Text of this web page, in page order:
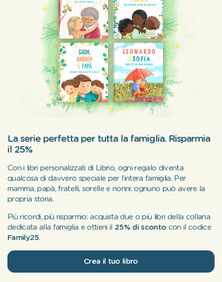
La serie perfetta per tutta la famiglia. Risparmia
il 25%
Con i libri personalizzati di Librio, ogni regalo diventa
qualcosa di davvero speciale per l’intera famiglia. Per
mamma, papà, fratelli, sorelle e nonni: ognuno può avere la
propria storia.
Più ricordi, più risparmio: acquista due o più libri della collana
dedicata alla famiglia e ottieni il 25% di sconto con il codice
Family25.
Crea il tuo libro